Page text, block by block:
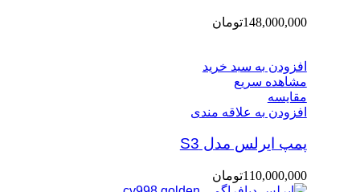
148,000,000تومان
افزودن به سبد خرید
مشاهده سریع
مقایسه
افزودن به علاقه مندی
پمپ ایرلس مدل S3
110,000,000تومان